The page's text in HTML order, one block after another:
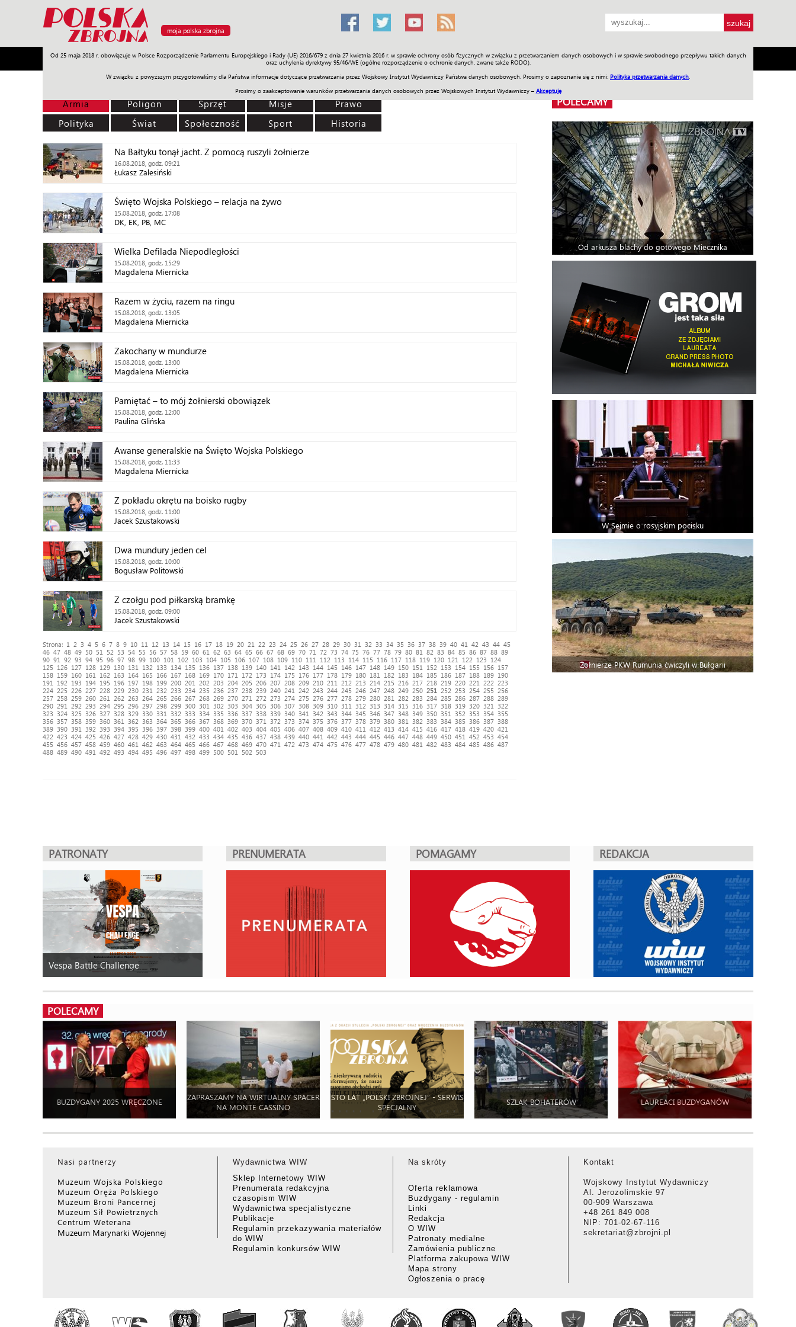
moja polska zbrojna
Od 25 maja 2018 r. obowiązuje w Polsce Rozporządzenie Parlamentu Europejskiego i Rady (UE) 2016/679 z dnia 27 kwietnia 2016 r. w sprawie ochrony osób fizycznych w związku z przetwarzaniem danych osobowych i w sprawie swobodnego przepływu takich danych
oraz uchylenia dyrektywy 95/46/WE (ogólne rozporządzenie o ochronie danych, zwane także RODO).
W związku z powyższym przygotowaliśmy dla Państwa informacje dotyczące przetwarzania przez Wojskowy Instytut Wydawniczy Państwa danych osobowych. Prosimy o zapoznanie się z nimi: Polityka przetwarzania danych
Prosimy o zaakceptowanie warunków przetwarzania danych osobowych przez Wojskowych Instytut Wydawniczy – Akceptuję
Armia Poligon Sprzęt Misje Polityka Prawo Świat Społeczność Sport Historia Galerie Wideo ENGLISH SKLEP Jednodniówki Praca w WIW
Armia Poligon Sprzęt Misje
Prawo
Polityka
Świat Społeczność Sport Historia
Na Bałtyku tonął jacht. Z pomocą ruszyli żołnierze
16.08.2018, godz. 09:21
Łukasz Zalesiński
Święto Wojska Polskiego – relacja na żywo
15.08.2018, godz. 17:08
DK, EK, PB, MC
Wielka Defilada Niepodległości
15.08.2018, godz. 15:29
Magdalena Miernicka
Razem w życiu, razem na ringu
15.08.2018, godz. 13:05
Magdalena Miernicka
Zakochany w mundurze
15.08.2018, godz. 13:00
Magdalena Miernicka
Pamiętać – to mój żołnierski obowiązek
15.08.2018, godz. 12:00
Paulina Glińska
Awanse generalskie na Święto Wojska Polskiego
15.08.2018, godz. 11:33
Magdalena Miernicka
Z pokładu okrętu na boisko rugby
15.08.2018, godz. 11:00
Jacek Szustakowski
Dwa mundury jeden cel
15.08.2018, godz. 10:00
Bogusław Politowski
Z czołgu pod piłkarską bramkę
15.08.2018, godz. 09:00
Jacek Szustakowski
Strona: 1 2 3 4 5 6 7 8 9 10 11 12 13 14 15 16 17 18 19 20 21 22 23 24 25 26 27 28 29 30 31 32 33 34 35 36 37 38 39 40 41 42 43 44 45
46 47 48 49 50 51 52 53 54 55 56 57 58 59 60 61 62 63 64 65 66 67 68 69 70 71 72 73 74 75 76 77 78 79 80 81 82 83 84 85 86 87 88 89
90 91 92 93 94 95 96 97 98 99 100 101 102 103 104 105 106 107 108 109 110 111 112 113 114 115 116 117 118 119 120 121 122 123
124
125
126 127 128 129 130 131 132 133 134 135 136 137 138 139 140 141 142 143 144 145 146 147 148 149 150 151 152 153 154 155 156 157
158 159 160 161 162 163 164 165 166 167 168 169 170 171 172 173 174 175 176 177 178 179 180 181 182 183 184 185 186 187 188 189 190
191
192 193 194 195 196 197 198 199 200 201 202 203 204 205 206 207 208 209 210 211 212 213 214 215 216 217 218 219 220 221 222
223
224 225 226 227 228 229 230 231 232 233 234 235 236 237 238 239 240 241 242 243 244 245 246 247 248 249 250 251 252 253 254 255
256
257 258 259 260 261 262 263 264 265 266 267 268 269 270 271 272 273 274 275 276 277 278 279 280 281 282 283 284 285 286 287 288 289
290 291 292 293 294 295 296 297 298 299 300 301 302 303 304 305 306 307 308 309 310 311 312 313 314 315 316 317 318 319 320 321
322
323
324 325 326 327 328 329 330 331 332 333 334 335 336 337 338 339 340 341 342 343 344 345 346 347 348 349 350 351 352 353 354 355
356 357 358 359 360 361 362 363 364 365 366 367 368 369 370 371 372 373 374 375 376 377 378 379 380 381 382 383 384 385 386 387 388
389 390 391 392 393 394 395 396 397 398 399 400 401 402 403 404 405 406 407 408 409 410 411 412 413 414 415 416 417 418 419 420 421
422 423 424 425 426 427 428 429 430 431 432 433 434 435 436 437 438 439 440 441 442 443 444 445 446 447 448 449 450 451 452 453 454
455 456 457 458 459 460 461 462 463 464 465 466 467 468 469 470 471 472 473 474 475 476 477 478 479 480 481 482 483 484 485 486 487
488 489 490 491 492 493 494 495 496 497 498 499 500 501 502 503
POLECAMY
Od arkusza blachy do gotowego Miecznika
W Sejmie o rosyjskim pocisku
Żołnierze PKW Rumunia ćwiczyli w Bułgarii
PATRONATY
Vespa Battle Challenge
PRENUMERATA POMAGAMY REDAKCJA
POLECAMY
BUZDYGANY 2025 WRĘCZONE
ZAPRASZAMY NA WIRTUALNY SPACER
NA MONTE CASSINO
STO LAT „POLSKI ZBROJNEJ” - SERWIS
SPECJALNY
SZLAK BOHATERÓW LAUREACI BUZDYGANÓW
Nasi partnerzy
Muzeum Wojska Polskiego
Muzeum Oręża Polskiego
Muzeum Broni Pancernej
Muzeum Sił Powietrznych
Centrum Weterana
Muzeum Marynarki Wojennej
Wydawnictwa WIW
Sklep Internetowy WIW
Prenumerata redakcyjna
czasopism WIW
Wydawnictwa specjalistyczne
Publikacje
Regulamin przekazywania materiałów
do WIW
Regulamin konkursów WIW
Na skróty
Oferta reklamowa
Buzdygany - regulamin
Linki
Redakcja
O WIW
Patronaty medialne
Zamówienia publiczne
Platforma zakupowa WIW
Mapa strony
Ogłoszenia o pracę
Kontakt
Wojskowy Instytut Wydawniczy
Al. Jerozolimskie 97
00-909 Warszawa
+48 261 849 008
NIP: 701-02-67-116
sekretariat@zbrojni.pl